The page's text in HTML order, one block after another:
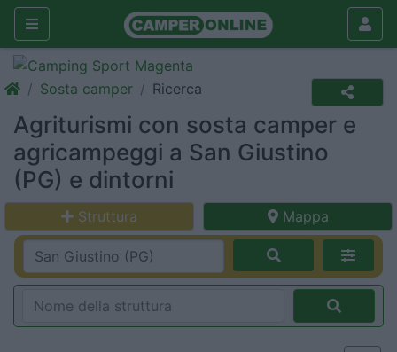
Sosta camper Ricerca
Agriturismi con sosta camper e
agricampeggi a San Giustino
(PG) e dintorni
Struttura Mappa